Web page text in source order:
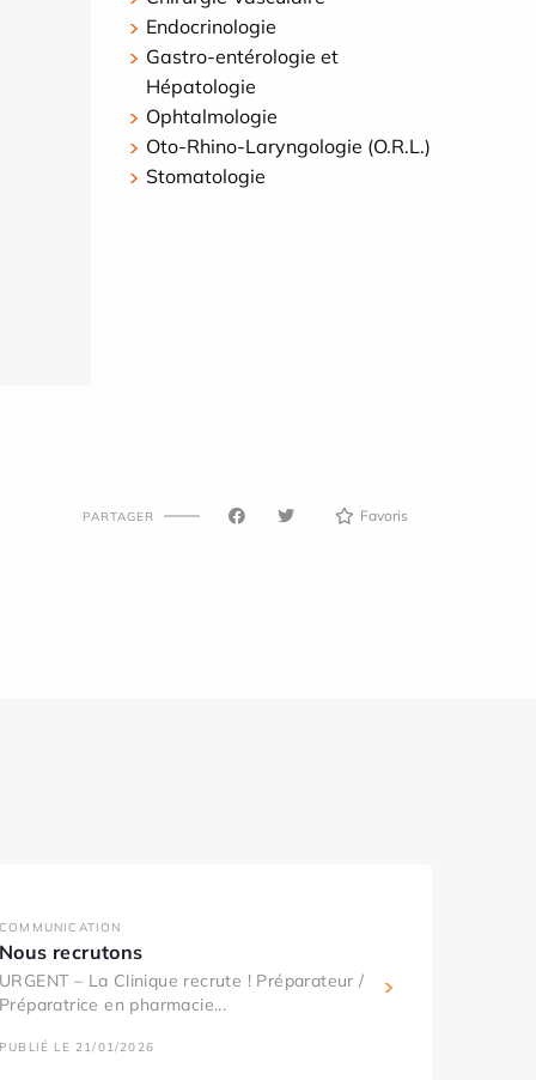
Endocrinologie
Gastro-entérologie et
Hépatologie
Ophtalmologie
Oto-Rhino-Laryngologie (O.R.L.)
Stomatologie
PARTAGER Favoris
recrutons
– La Clinique recrute ! Préparateur /
en pharmacie...
LE 21/01/2026